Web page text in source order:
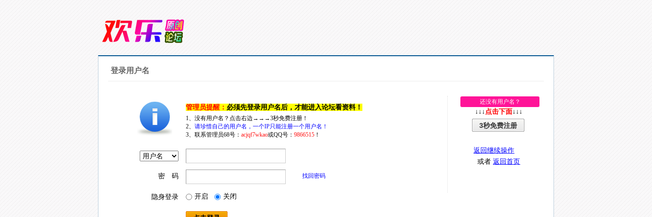
登录用户名
管理员提醒： 必须先登录用户名后，才能进入论坛看资料！
1、没有用户名？点击右边→→→3秒免费注册！
2、 请珍惜自己的用户名，一个IP只能注册一个用户名！
3、联系管理员68号： acjqf7wkao或QQ号： 9866515！
密 码 找回密码
隐身登录 开启 关闭
还没有用户名？
↓↓↓ 点击下面 ↓↓↓
3秒免费注册
返回继续操作
或者返回首页